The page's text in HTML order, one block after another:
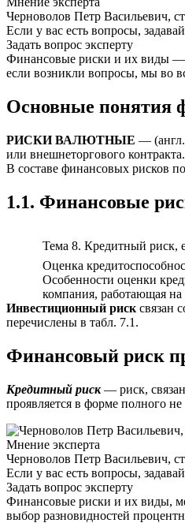
Черноволов Петр Васильевич,
Если у вас есть вопросы,
Задать вопрос эксперту
Финансовые риски и их виды —
если возникли вопросы, мы во
Основные понятия
РИСКИ ВАЛЮТНЫЕ — (англ.
или внешнеторгового
В составе финансовых рисков
1.1. Финансовые
Тема 8. Кредитный риск,
Оценка
Особенности оценки
компания, работающая на
Инвестиционный риск связан
перечислены в табл. 7.1.
Финансовый риск
Кредитный риск— риск,
проявляется в форме полного
Мнение эксперта
Черноволов Петр Васильевич,
Если у вас есть вопросы,
Задать вопрос эксперту
Финансовые риски и их виды,
выбор разновидностей